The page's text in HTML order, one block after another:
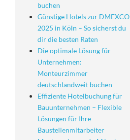
buchen
Günstige Hotels zur DMEXCO
2025 in Köln – So sicherst du
dir die besten Raten
Die optimale Lösung für
Unternehmen:
Monteurzimmer
deutschlandweit buchen
Effiziente Hotelbuchung für
Bauunternehmen – Flexible
Lösungen für Ihre
Baustellenmitarbeiter